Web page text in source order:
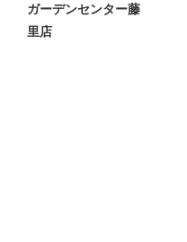
ガーデンセンター藤
里店